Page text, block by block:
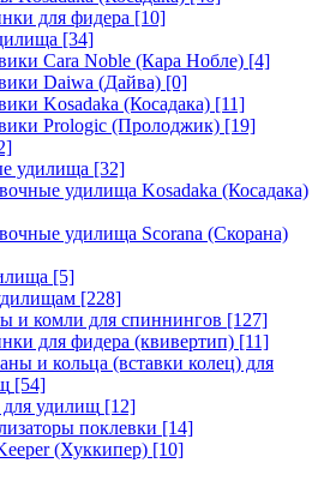
для фидера [10]
[34]
Cara Noble (Кара Нобле) [4]
Daiwa (Дайва) [0]
Kosadaka (Косадака) [11]
Prologic (Пролоджик) [19]
удилища [32]
удилища Kosadaka (Косадака)
удилища Scorana (Скорана)
[5]
[228]
и комли для спиннингов [127]
для фидера (квивертип) [11]
и кольца (вставки колец) для
[54]
удилищ [12]
поклевки [14]
(Хуккипер) [10]